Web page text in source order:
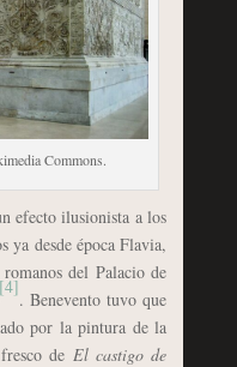
Commons.
ilusionista a los
ya desde época Flavia,
del Palacio de
[4]
. Benevento tuvo que
por la pintura de la
de El castigo de